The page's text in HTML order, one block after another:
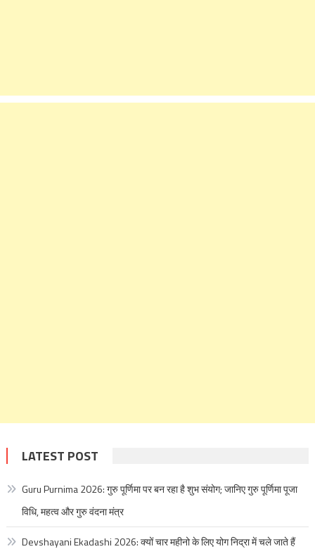
LATEST POST
Guru Purnima 2026: गुरु पूर्णिमा पर बन रहा है शुभ संयोग; जानिए गुरु पूर्णिमा पूजा
विधि, महत्व और गुरु वंदना मंत्र
Devshayani Ekadashi 2026: क्यों चार महीनो के लिए योग निद्रा में चले जाते हैं